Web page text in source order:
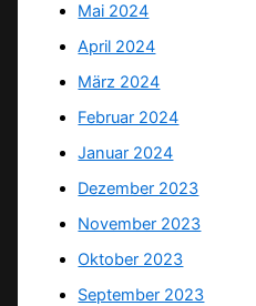
Mai 2024
April 2024
März 2024
Februar 2024
Januar 2024
Dezember 2023
November 2023
Oktober 2023
September 2023